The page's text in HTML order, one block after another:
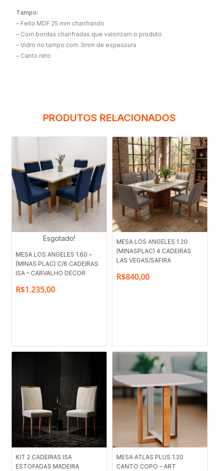
Tampo:
– Feito MDF 25 mm chanfrando
– Com bordas chanfradas que valorizam o produto
– Vidro no tampo com 3mm de espessura
– Canto reto
PRODUTOS RELACIONADOS
Esgotado!
MESA LOS ANGELES 1.60 –
(MINAS PLAC) C/6 CADEIRAS
ISA – CARVALHO DECOR
R$1.235,00
MESA LOS ANGELES 1.20
(MINASPLAC) 4 CADEIRAS
LAS VEGAS/SAFIRA
R$840,00
KIT 2 CADEIRAS ISA
ESTOFADAS MADEIRA
MESA ATLAS PLUS 1.20
CANTO COPO – ART